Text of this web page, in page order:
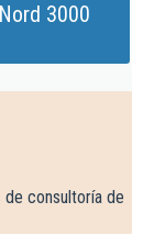
3000
de consultoría de